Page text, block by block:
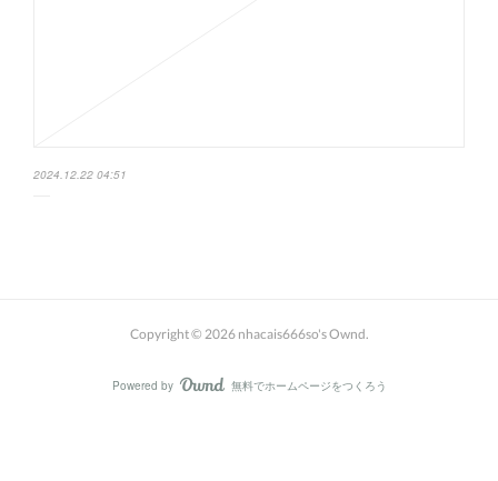
2024.12.22 04:51
Copyright © 2026 nhacais666so's Ownd.
Powered by AmebaOwnd
無料でホームページをつくろう